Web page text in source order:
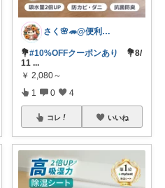
さく🌸🦔@便利でかわいいを探す旅
💐#10%OFFクーポンあり
💐8/
11 ...
￥ 2,080～
1 0 4
コレ いいね